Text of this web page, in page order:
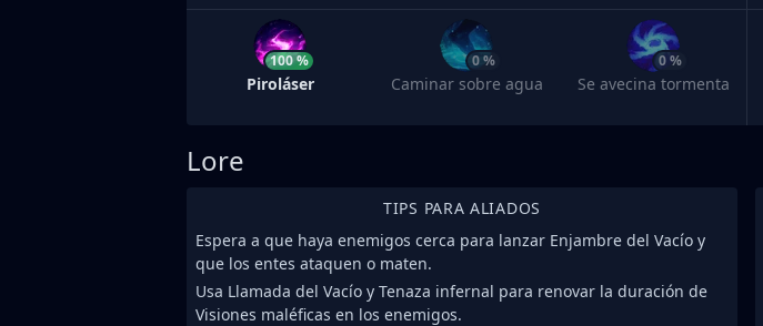
100 %
Piroláser
0 %
Caminar sobre agua
0 %
Se avecina tormenta
Lore
TIPS PARA ALIADOS
Espera a que haya enemigos cerca para lanzar Enjambre del Vacío y
que los entes ataquen o maten.
Usa Llamada del Vacío y Tenaza infernal para renovar la duración de
Visiones maléficas en los enemigos.